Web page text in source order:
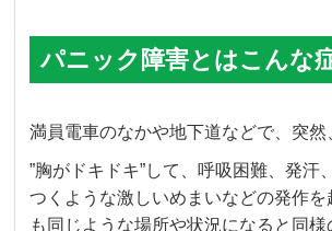
パニック障害とはこんな
満員電車のなかや地下道などで、突然
”胸がドキドキ”して、呼吸困難、発汗
つくような激しいめまいなどの発作を
も同じような場所や状況になると同様